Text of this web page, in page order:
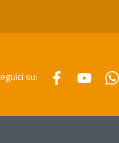
su: Facebook